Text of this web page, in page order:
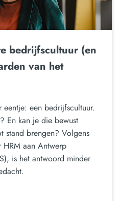
bedrijfscultuur (en
van het
eentje: een bedrijfscultuur.
En kan je die bewust
stand brengen? Volgens
HRM aan Antwerp
is het antwoord minder